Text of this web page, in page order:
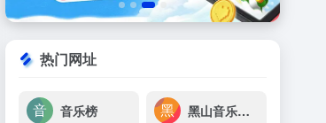
热门网址
音乐榜 黑山音乐免费无损音乐下载